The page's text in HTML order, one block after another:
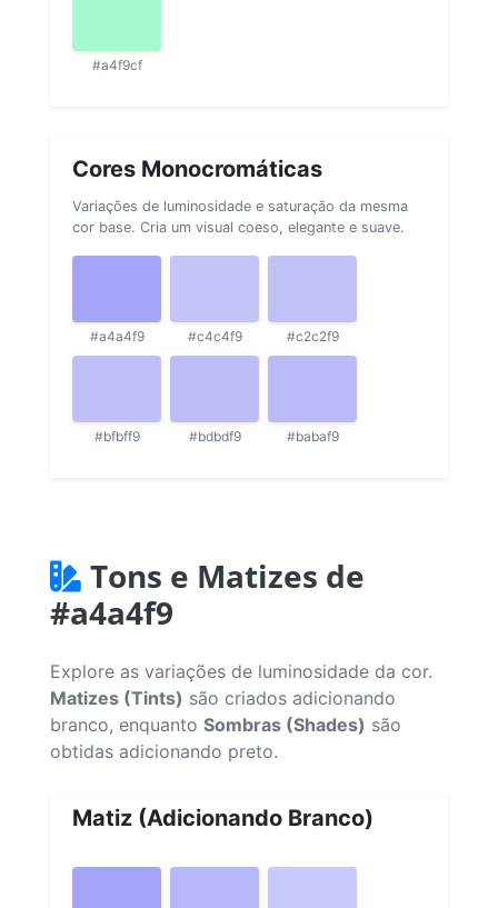
#a4f9cf
Cores Monocromáticas
Variações de luminosidade e saturação da mesma
cor base. Cria um visual coeso, elegante e suave.
#a4a4f9 #c4c4f9 #c2c2f9
#bfbff9 #bdbdf9 #babaf9
Tons e Matizes de
#a4a4f9
Explore as variações de luminosidade da cor.
Matizes (Tints) são criados adicionando
branco, enquanto Sombras (Shades) são
obtidas adicionando preto.
Matiz (Adicionando Branco)